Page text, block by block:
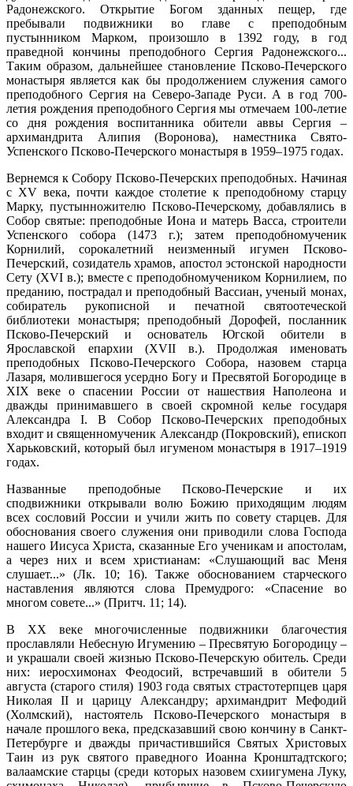
Радонежского. Открытие Богом зданных пещер, где
пребывали подвижники во главе с преподобным
пустынником Марком, произошло в 1392 году, в год
праведной кончины преподобного Сергия Радонежского...
Таким образом, дальнейшее становление Псково-Печерского
монастыря является как бы продолжением служения самого
преподобного Сергия на Северо-Западе Руси. А в год 700-
летия рождения преподобного Сергия мы отмечаем 100-летие
со дня рождения воспитанника обители аввы Сергия –
архимандрита Алипия (Воронова), наместника Свято-
Успенского Псково-Печерского монастыря в 1959–1975 годах.
Вернемся к Собору Псково-Печерских преподобных. Начиная
с XV века, почти каждое столетие к преподобному старцу
Марку, пустынножителю Псково-Печерскому, добавлялись в
Собор святые: преподобные Иона и матерь Васса, строители
Успенского собора (1473 г.); затем преподобномученик
Корнилий, сорокалетний неизменный игумен Псково-
Печерский, созидатель храмов, апостол эстонской народности
Сету (XVI в.); вместе с преподобномучеником Корнилием, по
преданию, пострадал и преподобный Вассиан, ученый монах,
собиратель рукописной и печатной святоотеческой
библиотеки монастыря; преподобный Дорофей, посланник
Псково-Печерский и основатель Югской обители в
Ярославской епархии (XVII в.). Продолжая именовать
преподобных Псково-Печерского Собора, назовем старца
Лазаря, молившегося усердно Богу и Пресвятой Богородице в
XIX веке о спасении России от нашествия Наполеона и
дважды принимавшего в своей скромной келье государя
Александра I. В Собор Псково-Печерских преподобных
входит и священномученик Александр (Покровский), епископ
Харьковский, который был игуменом монастыря в 1917–1919
годах.
Названные преподобные Псково-Печерские и их
сподвижники открывали волю Божию приходящим людям
всех сословий России и учили жить по совету старцев. Для
обоснования своего служения они приводили слова Господа
нашего Иисуса Христа, сказанные Его ученикам и апостолам,
а через них и всем христианам: «Слушающий вас Меня
слушает...» (Лк. 10; 16). Также обоснованием старческого
наставления являются слова Премудрого: «Спасение во
многом совете...» (Притч. 11; 14).
В XX веке многочисленные подвижники благочестия
прославляли Небесную Игумению – Пресвятую Богородицу –
и украшали своей жизнью Псково-Печерскую обитель. Среди
них: иеросхимонах Феодосий, встречавший в обители 5
августа (старого стиля) 1903 года святых страстотерпцев царя
Николая II и царицу Александру; архимандрит Мефодий
(Холмский), настоятель Псково-Печерского монастыря в
начале прошлого века, предсказавший свою кончину в Санкт-
Петербурге и дважды причастившийся Святых Христовых
Таин из рук святого праведного Иоанна Кронштадтского;
валаамские старцы (среди которых назовем схиигумена Луку,